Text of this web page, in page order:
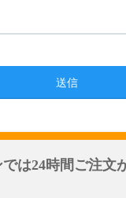
は24時間ご注文